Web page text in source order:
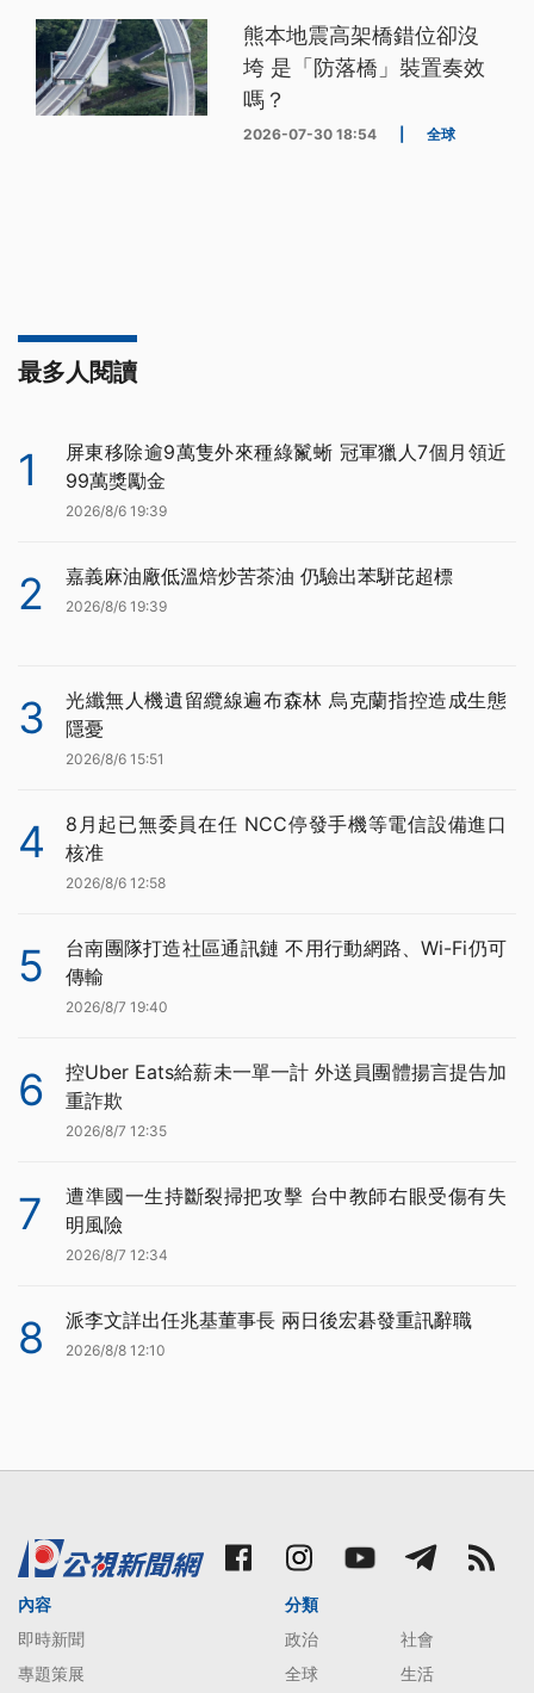
熊本地震高架橋錯位卻沒
垮 是「防落橋」裝置奏效
嗎？
2026-07-30 18:54 全球
最多人閱讀
1
屏東移除逾9萬隻外來種綠鬣蜥 冠軍獵人7個月領近
99萬獎勵金
2026/8/6 19:39
2 嘉義麻油廠低溫焙炒苦茶油 仍驗出苯駢芘超標
2026/8/6 19:39
3
光纖無人機遺留纜線遍布森林 烏克蘭指控造成生態
隱憂
2026/8/6 15:51
4
8月起已無委員在任 NCC停發手機等電信設備進口
核准
2026/8/6 12:58
5
台南團隊打造社區通訊鏈 不用行動網路、Wi-Fi仍可
傳輸
2026/8/7 19:40
6
控Uber Eats給薪未一單一計 外送員團體揚言提告加
重詐欺
2026/8/7 12:35
7
遭準國一生持斷裂掃把攻擊 台中教師右眼受傷有失
明風險
2026/8/7 12:34
8 派李文詳出任兆基董事長 兩日後宏碁發重訊辭職
2026/8/8 12:10
內容
即時新聞
專題策展
分類
政治
社會
全球
生活